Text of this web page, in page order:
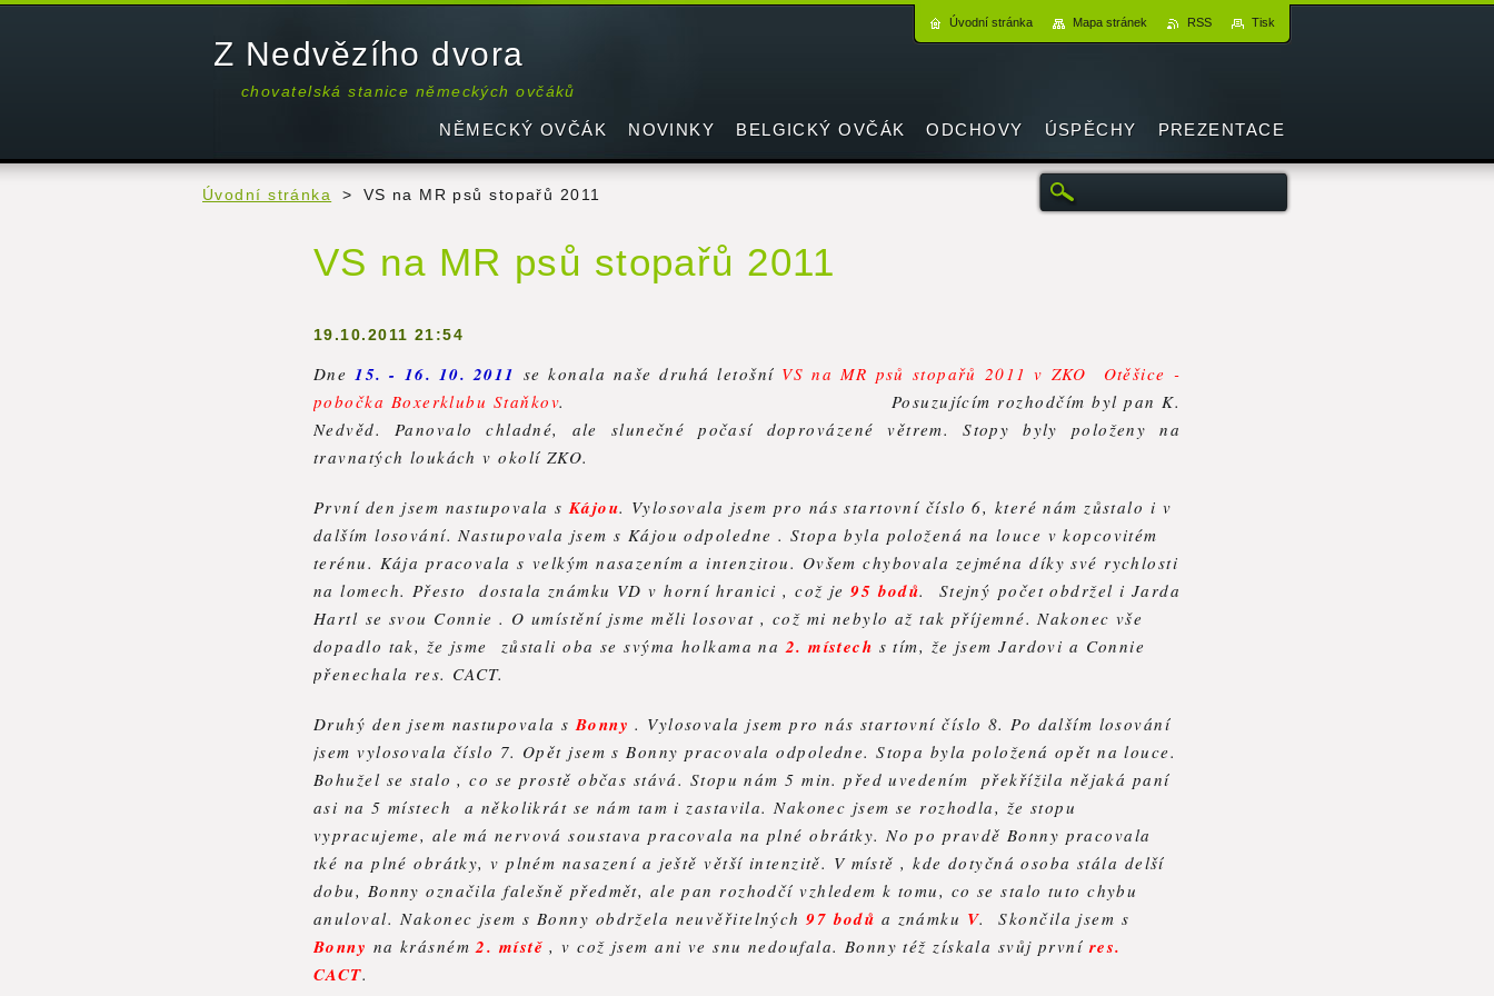
Z Nedvězího dvora
chovatelská stanice německých ovčáků
Úvodní stránka > VS na MR psů stopařů 2011
VS na MR psů stopařů 2011
19.10.2011 21:54
Dne15. - 16. 10. 2011 se konala naše druhá letošní VS na MR psů stopařů 2011 v ZKO Otěšice -
pobočka Boxerklubu Staňkov. Posuzujícím rozhodčím byl pan K.
Nedvěd. Panovalo chladné, ale slunečné počasí doprovázené větrem. Stopy byly položeny na
travnatých loukách v okolí ZKO.
První den jsem nastupovala sKájou. Vylosovala jsem pro nás startovní číslo 6, které nám zůstalo i v
dalším losování. Nastupovala jsem s Kájou odpoledne . Stopa byla položená na louce v kopcovitém
terénu. Kája pracovala s velkým nasazením a intenzitou. Ovšem chybovala zejména díky své rychlosti
na lomech. Přesto dostala známku VD v horní hranici , což je95 bodů. Stejný počet obdržel i Jarda
Hartl se svou Connie . O umístění jsme měli losovat , což mi nebylo až tak příjemné. Nakonec vše
dopadlo tak, že jsme zůstali oba se svýma holkama na2. místech s tím, že jsem Jardovi a Connie
přenechala res. CACT.
Druhý den jsem nastupovala sBonny . Vylosovala jsem pro nás startovní číslo 8. Po dalším losování
jsem vylosovala číslo 7. Opět jsem s Bonny pracovala odpoledne. Stopa byla položená opět na louce.
Bohužel se stalo , co se prostě občas stává. Stopu nám 5 min. před uvedením překřížila nějaká paní
asi na 5 místech a několikrát se nám tam i zastavila. Nakonec jsem se rozhodla, že stopu
vypracujeme, ale má nervová soustava pracovala na plné obrátky. No po pravdě Bonny pracovala
tké na plné obrátky, v plném nasazení a ještě větší intenzitě. V místě , kde dotyčná osoba stála delší
dobu, Bonny označila falešně předmět, ale pan rozhodčí vzhledem k tomu, co se stalo tuto chybu
anuloval. Nakonec jsem s Bonny obdržela neuvěřitelných97 bodů a známku V. Skončila jsem s
Bonny na krásném2. místě, v což jsem ani ve snu nedoufala. Bonny též získala svůj první res.
CACT.
NĚMECKÝ OVČÁK NOVINKY BELGICKÝ OVČÁK ODCHOVY ÚSPĚCHY PREZENTACE
Úvodní stránka Mapa stránek RSS Tisk